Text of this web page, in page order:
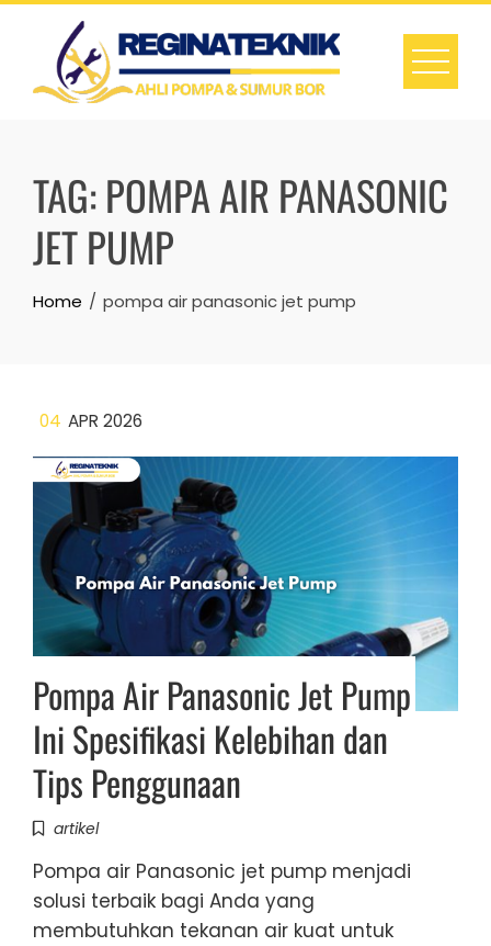
Skip
content
TAG:POMPA AIR PANASONIC
JET PUMP
Home pompa air panasonic jet pump
04 APR 2026
Pompa Air Panasonic Jet Pump
Ini Spesifikasi Kelebihan dan
Tips Penggunaan
artikel
Pompa air Panasonic jet pump menjadi
solusi terbaik bagi Anda yang
membutuhkan tekanan air kuat untuk